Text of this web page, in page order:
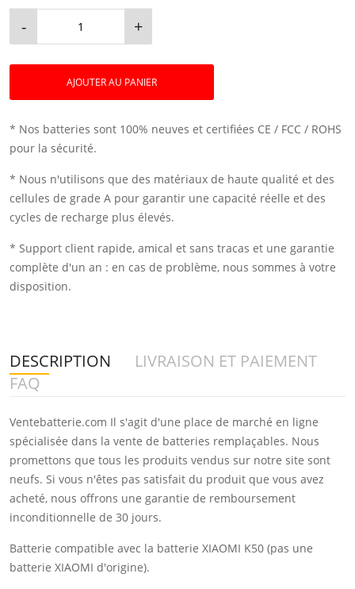
- +
AJOUTER AU PANIER
* Nos batteries sont 100% neuves et certifiées CE / FCC / ROHS
pour la sécurité.
* Nous n'utilisons que des matériaux de haute qualité et des
cellules de grade A pour garantir une capacité réelle et des
cycles de recharge plus élevés.
* Support client rapide, amical et sans tracas et une garantie
complète d'un an : en cas de problème, nous sommes à votre
disposition.
DESCRIPTION
LIVRAISON ET PAIEMENT
FAQ
Ventebatterie.com Il s'agit d'une place de marché en ligne
spécialisée dans la vente de batteries remplaçables. Nous
promettons que tous les produits vendus sur notre site sont
neufs. Si vous n'êtes pas satisfait du produit que vous avez
acheté, nous offrons une garantie de remboursement
inconditionnelle de 30 jours.
Batterie compatible avec la batterie XIAOMI K50 (pas une
batterie XIAOMI d'origine).